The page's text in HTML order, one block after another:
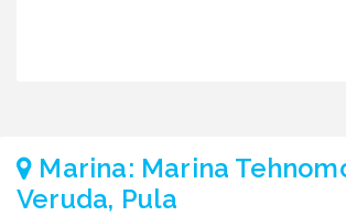
Marina: Marina
Veruda, Pula